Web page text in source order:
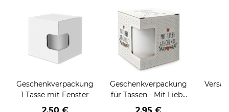
Geschenkverpackung
1 Tasse mit Fenster
Geschenkverpackung
für Tassen - Mit Liebe
geschenkt